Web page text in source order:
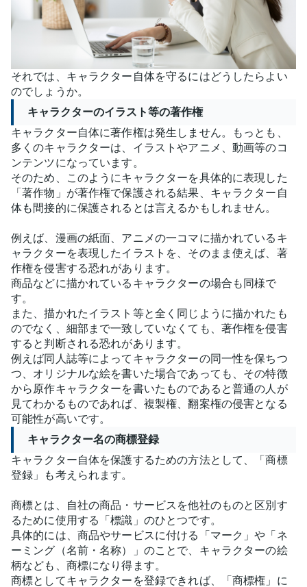
それでは、キャラクター自体を守るにはどうしたらよい
のでしょうか。
キャラクターのイラスト等の著作権
キャラクター自体に著作権は発生しません。もっとも、
多くのキャラクターは、イラストやアニメ、動画等のコ
ンテンツになっています。
そのため、このようにキャラクターを具体的に表現した
「著作物」が著作権で保護される結果、キャラクター自
体も間接的に保護されるとは言えるかもしれません。
例えば、漫画の紙面、アニメの一コマに描かれているキ
ャラクターを表現したイラストを、そのまま使えば、著
作権を侵害する恐れがあります。
商品などに描かれているキャラクターの場合も同様で
す。
また、描かれたイラスト等と全く同じように描かれたも
のでなく、細部まで一致していなくても、著作権を侵害
すると判断される恐れがあります。
例えば同人誌等によってキャラクターの同一性を保ちつ
つ、オリジナルな絵を書いた場合であっても、その特徴
から原作キャラクターを書いたものであると普通の人が
見てわかるものであれば、複製権、翻案権の侵害となる
可能性が高いです。
キャラクター名の商標登録
キャラクター自体を保護するための方法として、「商標
登録」も考えられます。
商標とは、自社の商品・サービスを他社のものと区別す
るために使用する「標識」のひとつです。
具体的には、商品やサービスに付ける「マーク」や「ネ
ーミング（名前・名称）」のことで、キャラクターの絵
柄なども、商標になり得ます。
商標としてキャラクターを登録できれば、「商標権」に